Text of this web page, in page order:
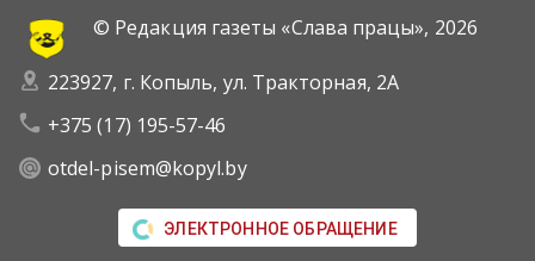
© Редакция газеты «Слава працы», 2026
223927, г. Копыль, ул. Тракторная, 2А
+375 (17) 195-57-46
otdel-pisem@kopyl.by
ЭЛЕКТРОННОЕ ОБРАЩЕНИЕ